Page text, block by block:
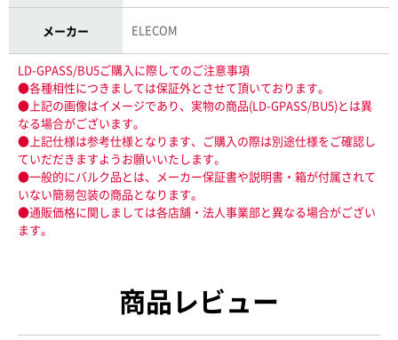
メーカー ELECOM
LD-GPASS/BU5ご購入に際してのご注意事項
●各種相性につきましては保証外とさせて頂いております。
●上記の画像はイメージであり、実物の商品(LD-GPASS/BU5)とは異
なる場合がございます。
●上記仕様は参考仕様となります、ご購入の際は別途仕様をご確認し
ていだだきますようお願いいたします。
●一般的にバルク品とは、メーカー保証書や説明書・箱が付属されて
いない簡易包装の商品となります。
●通販価格に関しましては各店舗・法人事業部と異なる場合がござい
ます。
商品レビュー